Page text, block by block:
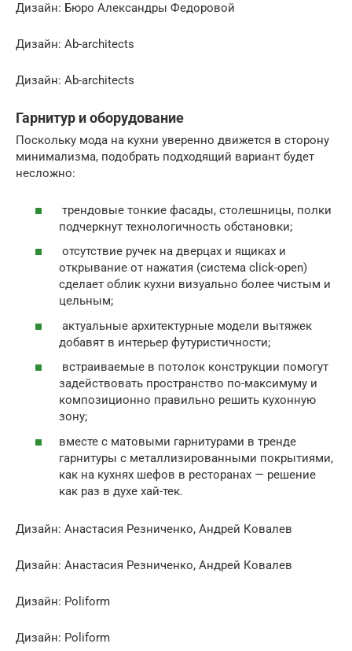
Дизайн: Бюро Александры Федоровой
Дизайн: Ab-architects
Дизайн: Ab-architects
Гарнитур и оборудование
Поскольку мода на кухни уверенно движется в сторону
минимализма, подобрать подходящий вариант будет
несложно:
трендовые тонкие фасады, столешницы, полки
подчеркнут технологичность обстановки;
отсутствие ручек на дверцах и ящиках и
открывание от нажатия (система click-open)
сделает облик кухни визуально более чистым и
цельным;
актуальные архитектурные модели вытяжек
добавят в интерьер футуристичности;
встраиваемые в потолок конструкции помогут
задействовать пространство по-максимуму и
композиционно правильно решить кухонную
зону;
вместе с матовыми гарнитурами в тренде
гарнитуры с металлизированными покрытиями,
как на кухнях шефов в ресторанах — решение
как раз в духе хай-тек.
Дизайн: Анастасия Резниченко, Андрей Ковалев
Дизайн: Анастасия Резниченко, Андрей Ковалев
Дизайн: Poliform
Дизайн: Poliform